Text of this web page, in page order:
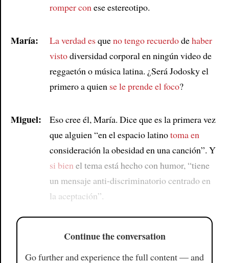
romper con ese estereotipo.
María: La verdad esqueno tengo recuerdodehaber
vistodiversidad corporal en ningún video de
reggaetón o música latina. ¿Será Jodosky el
primero a quien se le prende el foco?
Miguel:
Eso cree él, María. Dice que es la primera vez
que alguien “en el espacio latinotoma en
consideración la obesidad en una canción”. Y
si bien el tema está hecho con humor, “tiene
un mensaje anti-discriminatorio centrado en
la aceptación”.
Continue the conversation
Go further and experience the full content — and